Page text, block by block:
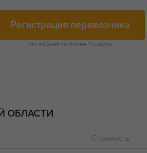
Регистрация перевозчика
Это займет не более 1 минуты.
ОБЛАСТИ
Стоимость